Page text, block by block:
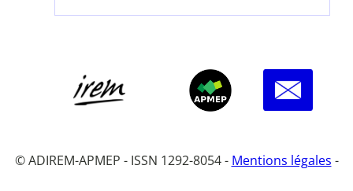
© ADIREM-APMEP - ISSN 1292-8054 - Mentions légales -